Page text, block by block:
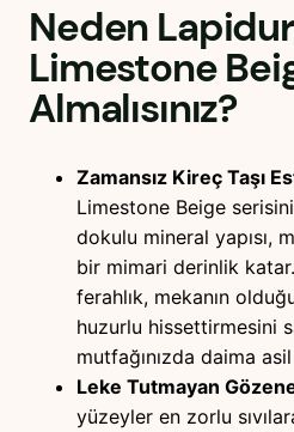
Neden
Limestone
Almalısınız?
Zamansız Kireç Taşı
Limestone Beige
dokulu mineral yapısı,
bir mimari derinlik
ferahlık, mekanın
huzurlu hissettirmesini
mutfağınızda daima
Leke Tutmayan
yüzeyler en zorlu